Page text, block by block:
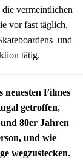
vermeintlichen
vor fast täglich,
und
tätig.
Filmes
getroffen,
80er Jahren
und wie
wegzustecken.